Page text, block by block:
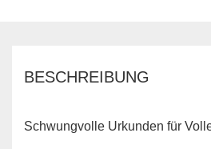
BESCHREIBUNG
Schwungvolle Urkunden für